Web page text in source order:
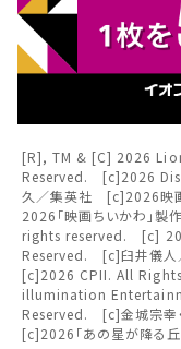
チケットの購入は下
択しご購入ください。
上映スケジュ
その他の劇場を選ぶ
無料のワタシアター
予約を確認
北海道
東北
関東
北越
中部
[R], TM & [C] 2026
Reserved. [c]2026
久／集英社 [c]2026映
2026「映画ちいかわ
rights reserved. [c]
Reserved. [c]臼井儀人
[c]2026 CPII. All
illumination
Reserved. [c]金城宗幸
[c]2026「あの星が降る丘
劇
劇場を変更すると、
変更しないで続け
上
上映日を変更すると
変更しないで続け
み
ワタシアタ
ワタシアター会